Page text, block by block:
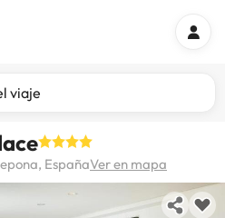
viaje
EspañaVer en mapa